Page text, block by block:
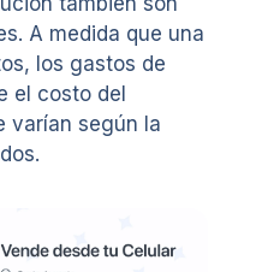
A medida que una
los gastos de
el costo del
varían según la